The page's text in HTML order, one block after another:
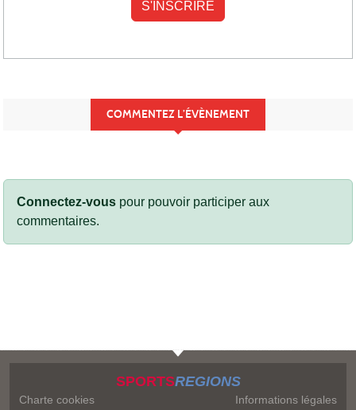
COMMENTEZ L’ÉVÈNEMENT
Connectez-vous pour pouvoir participer aux
commentaires.
SPORTSREGIONS
Charte cookies Informations légales